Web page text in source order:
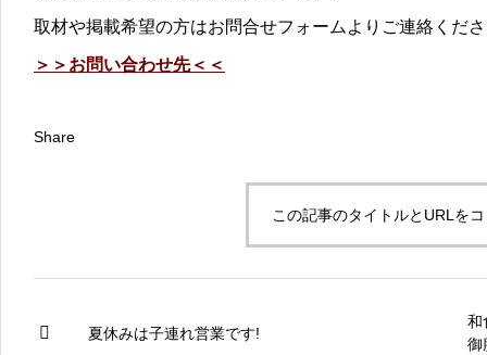
取材や掲載希望の方はお問合せフォームよりご連絡くだ
＞＞お問い合わせ先＜＜
Share
この記事のタイトルとURLを
夏休みは子連れ営業です!
和
御